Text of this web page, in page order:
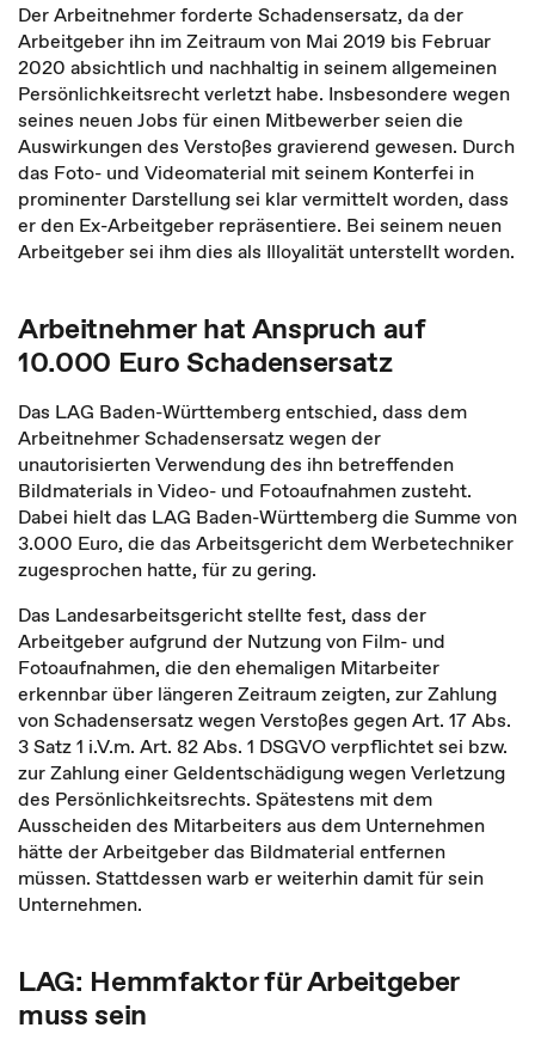
Der Arbeitnehmer forderte Schadensersatz, da der
Arbeitgeber ihn im Zeitraum von Mai 2019 bis Februar
2020 absichtlich und nachhaltig in seinem allgemeinen
Persönlichkeitsrecht verletzt habe. Insbesondere wegen
seines neuen Jobs für einen Mitbewerber seien die
Auswirkungen des Verstoßes gravierend gewesen. Durch
das Foto- und Videomaterial mit seinem Konterfei in
prominenter Darstellung sei klar vermittelt worden, dass
er den Ex-Arbeitgeber repräsentiere. Bei seinem neuen
Arbeitgeber sei ihm dies als Illoyalität unterstellt worden.
Arbeitnehmer hat Anspruch auf
10.000 Euro Schadensersatz
Das LAG Baden-Württemberg entschied, dass dem
Arbeitnehmer Schadensersatz wegen der
unautorisierten Verwendung des ihn betreffenden
Bildmaterials in Video- und Fotoaufnahmen zusteht.
Dabei hielt das LAG Baden-Württemberg die Summe von
3.000 Euro, die das Arbeitsgericht dem Werbetechniker
zugesprochen hatte, für zu gering.
Das Landesarbeitsgericht stellte fest, dass der
Arbeitgeber aufgrund der Nutzung von Film- und
Fotoaufnahmen, die den ehemaligen Mitarbeiter
erkennbar über längeren Zeitraum zeigten, zur Zahlung
von Schadensersatz wegen Verstoßes gegen Art. 17 Abs.
3 Satz 1 i.V.m. Art. 82 Abs. 1 DSGVO verpflichtet sei bzw.
zur Zahlung einer Geldentschädigung wegen Verletzung
des Persönlichkeitsrechts. Spätestens mit dem
Ausscheiden des Mitarbeiters aus dem Unternehmen
hätte der Arbeitgeber das Bildmaterial entfernen
müssen. Stattdessen warb er weiterhin damit für sein
Unternehmen.
LAG: Hemmfaktor für Arbeitgeber
muss sein